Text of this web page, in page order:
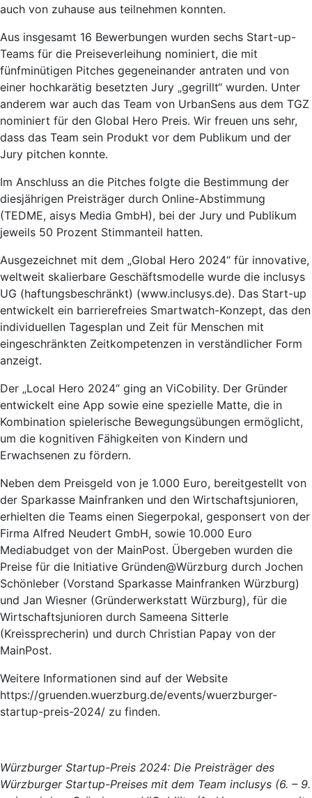
auch von zuhause aus teilnehmen konnten.
Aus insgesamt 16 Bewerbungen wurden sechs Start-up-
Teams für die Preiseverleihung nominiert, die mit
fünfminütigen Pitches gegeneinander antraten und von
einer hochkarätig besetzten Jury „gegrillt“ wurden. Unter
anderem war auch das Team von UrbanSens aus dem TGZ
nominiert für den Global Hero Preis. Wir freuen uns sehr,
dass das Team sein Produkt vor dem Publikum und der
Jury pitchen konnte.
Im Anschluss an die Pitches folgte die Bestimmung der
diesjährigen Preisträger durch Online-Abstimmung
(TEDME, aisys Media GmbH), bei der Jury und Publikum
jeweils 50 Prozent Stimmanteil hatten.
Ausgezeichnet mit dem „Global Hero 2024“ für innovative,
weltweit skalierbare Geschäftsmodelle wurde die inclusys
UG (haftungsbeschränkt) (www.inclusys.de). Das Start-up
entwickelt ein barrierefreies Smartwatch-Konzept, das den
individuellen Tagesplan und Zeit für Menschen mit
eingeschränkten Zeitkompetenzen in verständlicher Form
anzeigt.
Der „Local Hero 2024“ ging an ViCobility. Der Gründer
entwickelt eine App sowie eine spezielle Matte, die in
Kombination spielerische Bewegungsübungen ermöglicht,
um die kognitiven Fähigkeiten von Kindern und
Erwachsenen zu fördern.
Neben dem Preisgeld von je 1.000 Euro, bereitgestellt von
der Sparkasse Mainfranken und den Wirtschaftsjunioren,
erhielten die Teams einen Siegerpokal, gesponsert von der
Firma Alfred Neudert GmbH, sowie 10.000 Euro
Mediabudget von der MainPost. Übergeben wurden die
Preise für die Initiative Gründen@Würzburg durch Jochen
Schönleber (Vorstand Sparkasse Mainfranken Würzburg)
und Jan Wiesner (Gründerwerkstatt Würzburg), für die
Wirtschaftsjunioren durch Sameena Sitterle
(Kreissprecherin) und durch Christian Papay von der
MainPost.
Weitere Informationen sind auf der Website
https://gruenden.wuerzburg.de/events/wuerzburger-
startup-preis-2024/ zu finden.
Würzburger Startup-Preis 2024: Die Preisträger des
Würzburger Startup-Preises mit dem Team inclusys (6. – 9.